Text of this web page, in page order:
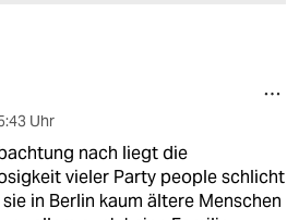
Uhr
nach liegt die
vieler Party people schlicht
in Berlin kaum ältere Menschen